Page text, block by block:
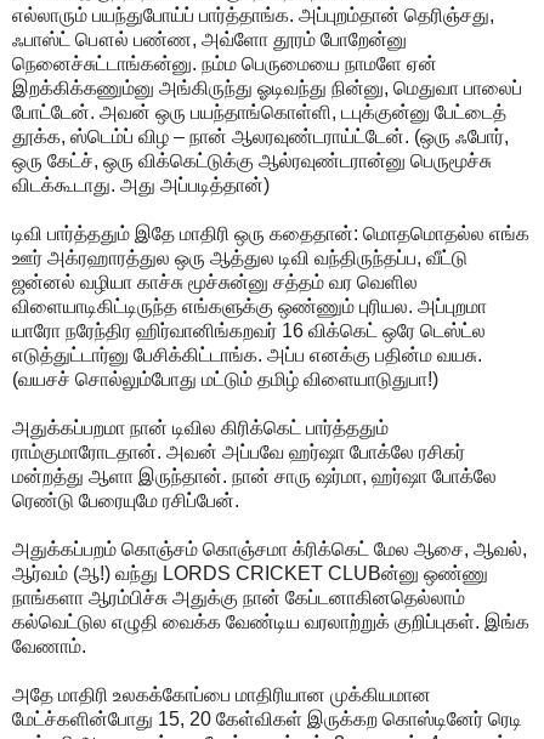
எல்லாரும் பயந்துபோய்ப் பார்த்தாங்க. அப்புறம்தான் தெரிஞ்சது,
ஃபாஸ்ட் பௌல் பண்ண, அவ்ளோ தூரம் போறேன்னு
நெனைச்சுட்டாங்கன்னு. நம்ம பெருமையை நாமளே ஏன்
இறக்கிக்கணும்னு அங்கிருந்து ஓடிவந்து நின்னு, மெதுவா பாலைப்
போட்டேன். அவன் ஒரு பயந்தாங்கொள்ளி, டபுக்குன்னு பேட்டைத்
தூக்க, ஸ்டெம்ப் விழ – நான் ஆலரவுண்டராய்ட்டேன். (ஒரு ஃபோர்,
ஒரு கேட்ச், ஒரு விக்கெட்டுக்கு ஆல்ரவுண்டரான்னு பெருமூச்சு
விடக்கூடாது. அது அப்படித்தான்)
டிவி பார்த்ததும் இதே மாதிரி ஒரு கதைதான்: மொதமொதல்ல எங்க
ஊர் அக்ரஹாரத்துல ஒரு ஆத்துல டிவி வந்திருந்தப்ப, வீட்டு
ஜன்னல் வழியா காச்சு மூச்சுன்னு சத்தம் வர வெளில
விளையாடிகிட்டிருந்த எங்களுக்கு ஒண்ணும் புரியல. அப்புறமா
யாரோ நரேந்திர ஹிர்வானிங்கறவர் 16 விக்கெட் ஒரே டெஸ்ட்ல
எடுத்துட்டார்னு பேசிக்கிட்டாங்க. அப்ப எனக்கு பதின்ம வயசு.
(வயசச் சொல்லும்போது மட்டும் தமிழ் விளையாடுதுபா!)
அதுக்கப்பறமா நான் டிவில கிரிக்கெட் பார்த்ததும்
ராம்குமாரோடதான். அவன் அப்பவே ஹர்ஷா போக்லே ரசிகர்
மன்றத்து ஆளா இருந்தான். நான் சாரு ஷர்மா, ஹர்ஷா போக்லே
ரெண்டு பேரையுமே ரசிப்பேன்.
அதுக்கப்பறம் கொஞ்சம் கொஞ்சமா க்ரிக்கெட் மேல ஆசை, ஆவல்,
ஆர்வம் (ஆ!) வந்து LORDS CRICKET CLUBன்னு ஒண்ணு
நாங்களா ஆரம்பிச்சு அதுக்கு நான் கேப்டனாகினதெல்லாம்
கல்வெட்டுல எழுதி வைக்க வேண்டிய வரலாற்றுக் குறிப்புகள். இங்க
வேணாம்.
அதே மாதிரி உலகக்கோப்பை மாதிரியான முக்கியமான
மேட்ச்களின்போது 15, 20 கேள்விகள் இருக்கற கொஸ்டினேர் ரெடி